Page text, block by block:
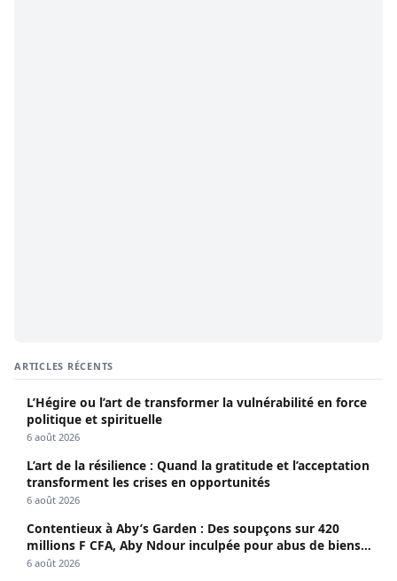
ARTICLES RÉCENTS
L’Hégire ou l’art de transformer la vulnérabilité en force
politique et spirituelle
6 août 2026
L’art de la résilience : Quand la gratitude et l’acceptation
transforment les crises en opportunités
6 août 2026
Contentieux à Aby’s Garden : Des soupçons sur 420
millions F CFA, Aby Ndour inculpée pour abus de biens
sociaux
6 août 2026